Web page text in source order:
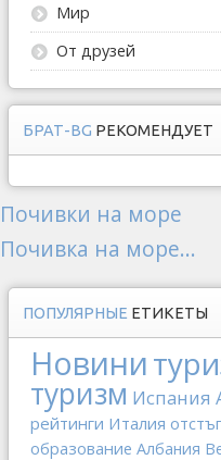
Мир
От друзей
БРАТ-BG РЕКОМЕНДУЕТ
Почивки на море
Почивка на море...
ПОПУЛЯРНЫЕ ЕТИКЕТЫ
Новини
туризм Испания
рейтинги Италия
образование Албания